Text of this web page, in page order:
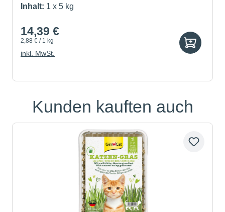
Inhalt: 1 x 5 kg
14,39 €
2,88 € / 1 kg
inkl. MwSt.
Produktgalerie überspringen
Kunden kauften auch